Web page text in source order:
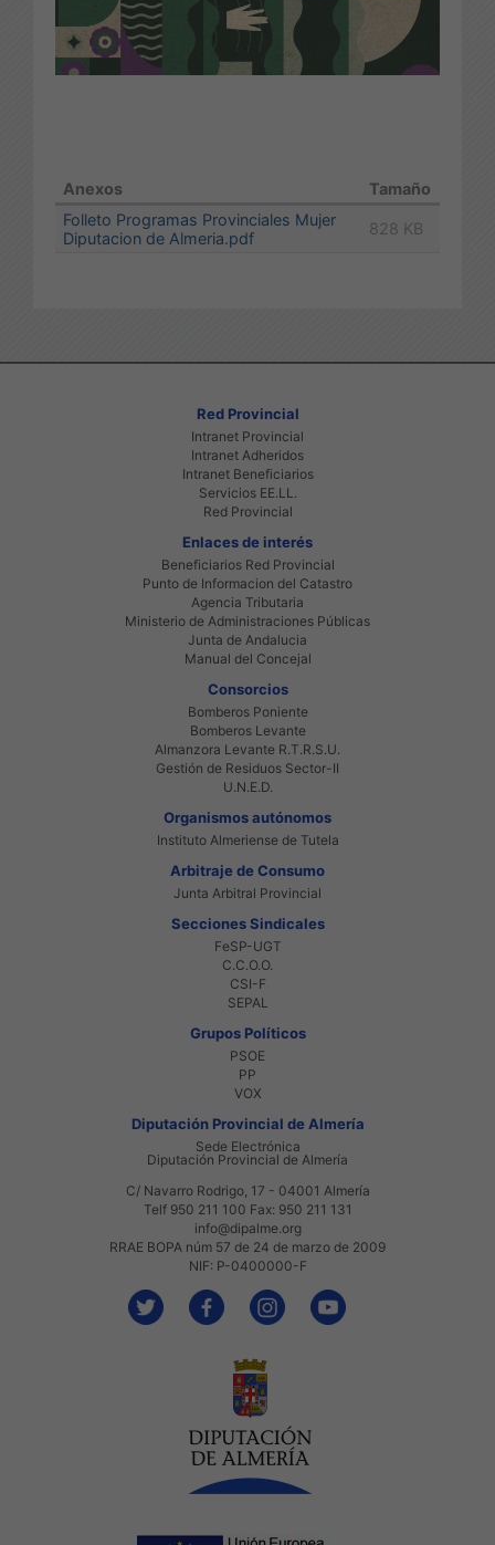
Anexos
Tamaño
Folleto Programas Provinciales Mujer
Diputacion de Almeria.pdf
828 KB
Red Provincial
Intranet Provincial
Intranet Adheridos
Intranet Beneficiarios
Servicios EE.LL.
Red Provincial
Enlaces de interés
Beneficiarios Red Provincial
Punto de Informacion del Catastro
Agencia Tributaria
Ministerio de Administraciones Públicas
Junta de Andalucia
Manual del Concejal
Consorcios
Bomberos Poniente
Bomberos Levante
Almanzora Levante R.T.R.S.U.
Gestión de Residuos Sector-II
U.N.E.D.
Organismos autónomos
Instituto Almeriense de Tutela
Arbitraje de Consumo
Junta Arbitral Provincial
Secciones Sindicales
FeSP-UGT
C.C.O.O.
CSI-F
SEPAL
Grupos Políticos
PSOE
PP
VOX
Diputación Provincial de Almería
Sede Electrónica
Diputación Provincial de Almería
C/ Navarro Rodrigo, 17 - 04001 Almería
Telf 950 211 100 Fax: 950 211 131
info@dipalme.org
RRAE BOPA núm 57 de 24 de marzo de 2009
NIF: P-0400000-F